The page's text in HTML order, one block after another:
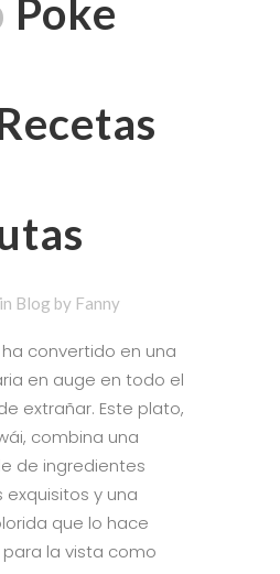
Poke
in Blog by Fanny
convertido en una
en auge en todo el
extrañar. Este plato,
combina una
de ingredientes
y una
que lo hace
la vista como